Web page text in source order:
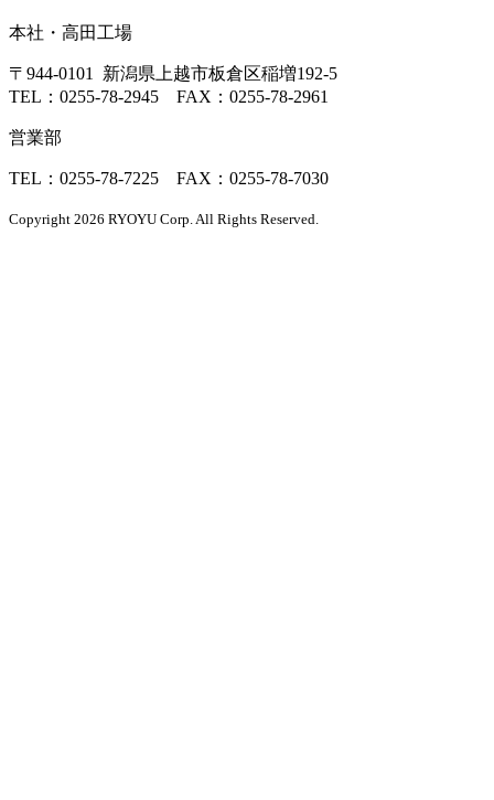
本社・高田工場
〒944-0101 新潟県上越市板倉区稲増192-5
TEL：0255-78-2945 FAX：0255-78-2961
営業部
TEL：0255-78-7225 FAX：0255-78-7030
Copyright 2026 RYOYU Corp. All Rights Reserved.